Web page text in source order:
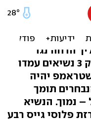
כתם
הדחה נגד
הנשיא מסעירה את ארה"ב: רק 3 נשיאים עמדו
שטראמפ יהיה
תומך
– נמוך. הנשיא
פלוסי גייס רבע